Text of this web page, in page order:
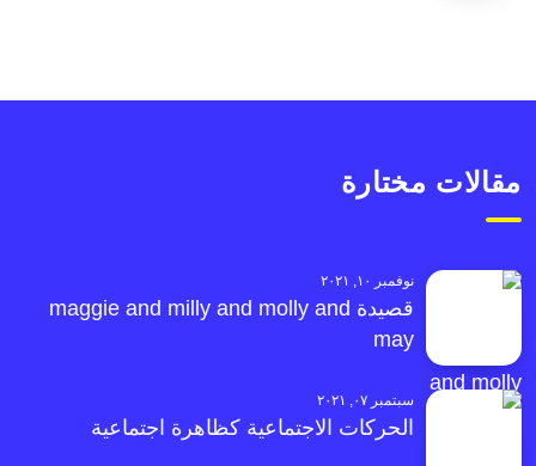
مقالات مختارة
نوفمبر ١٠, ٢٠٢١
قصيدة maggie and milly and molly and
may
سبتمبر ٠٧, ٢٠٢١
الحركات الاجتماعية كظاهرة اجتماعية